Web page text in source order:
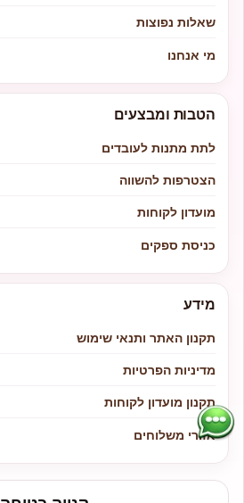
שאלות נפוצות
מי אנחנו
הטבות ומבצעים
לתת מתנות לעובדים
הצטרפות להשווה
מועדון לקוחות
כניסת ספקים
מידע
תקנון האתר ותנאי שימוש
מדיניות הפרטיות
תקנון מועדון לקוחות
אזורי משלוחים